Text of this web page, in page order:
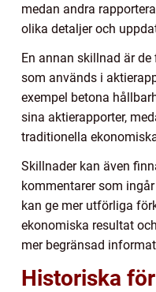
medan andra
olika detaljer och
En annan skillnad är
som används i
exempel betona
sina aktierapporter,
traditionella
Skillnader kan även
kommentarer som
kan ge mer utförliga
ekonomiska resultat
mer begränsad
Historiska